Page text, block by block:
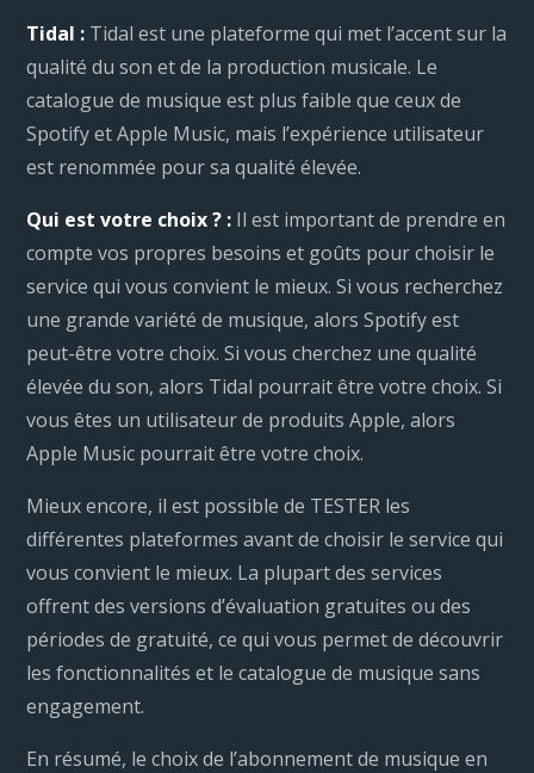
Tidal : Tidal est une plateforme qui met l’accent sur la
qualité du son et de la production musicale. Le
catalogue de musique est plus faible que ceux de
Spotify et Apple Music, mais l’expérience utilisateur
est renommée pour sa qualité élevée.
Qui est votre choix ? : Il est important de prendre en
compte vos propres besoins et goûts pour choisir le
service qui vous convient le mieux. Si vous recherchez
une grande variété de musique, alors Spotify est
peut-être votre choix. Si vous cherchez une qualité
élevée du son, alors Tidal pourrait être votre choix. Si
vous êtes un utilisateur de produits Apple, alors
Apple Music pourrait être votre choix.
Mieux encore, il est possible de TESTER les
différentes plateformes avant de choisir le service qui
vous convient le mieux. La plupart des services
offrent des versions d’évaluation gratuites ou des
périodes de gratuité, ce qui vous permet de découvrir
les fonctionnalités et le catalogue de musique sans
engagement.
En résumé, le choix de l’abonnement de musique en